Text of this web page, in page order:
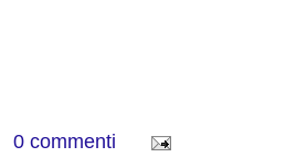
0 commenti